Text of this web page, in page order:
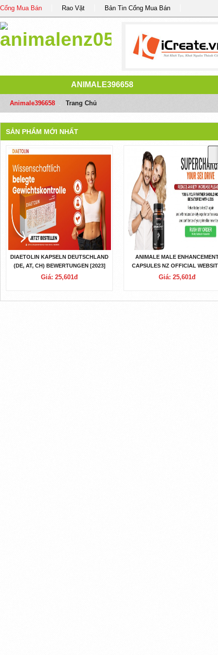
Cổng Mua Bán Rao Vặt Bản Tin Cổng Mua Bán
ANIMALE396658
Animale396658 Trang Chủ
SẢN PHẨM MỚI NHẤT
DIAETOLIN KAPSELN DEUTSCHLAND
(DE, AT, CH) BEWERTUNGEN [2023]
Giá: 25,601đ
ANIMALE MALE
CAPSULES NZ OFFICIAL
WORK & REVIEWS
Giá: 25,601đ